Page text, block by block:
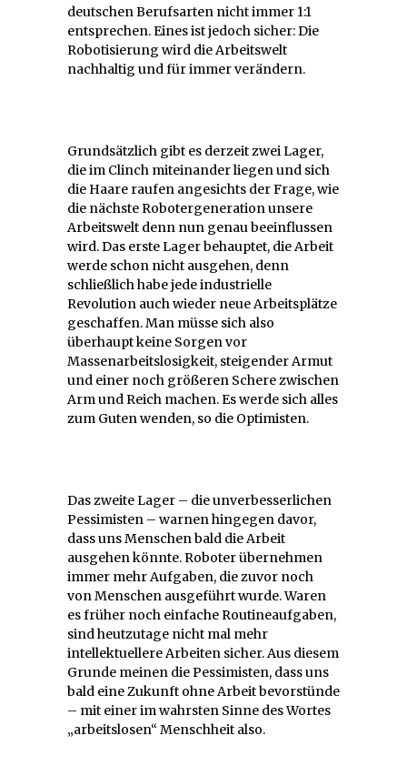
deutschen Berufsarten nicht immer 1:1
entsprechen. Eines ist jedoch sicher: Die
Robotisierung wird die Arbeitswelt
nachhaltig und für immer verändern.
Grundsätzlich gibt es derzeit zwei Lager,
die im Clinch miteinander liegen und sich
die Haare raufen angesichts der Frage, wie
die nächste Robotergeneration unsere
Arbeitswelt denn nun genau beeinflussen
wird. Das erste Lager behauptet, die Arbeit
werde schon nicht ausgehen, denn
schließlich habe jede industrielle
Revolution auch wieder neue Arbeitsplätze
geschaffen. Man müsse sich also
überhaupt keine Sorgen vor
Massenarbeitslosigkeit, steigender Armut
und einer noch größeren Schere zwischen
Arm und Reich machen. Es werde sich alles
zum Guten wenden, so die Optimisten.
Das zweite Lager – die unverbesserlichen
Pessimisten – warnen hingegen davor,
dass uns Menschen bald die Arbeit
ausgehen könnte. Roboter übernehmen
immer mehr Aufgaben, die zuvor noch
von Menschen ausgeführt wurde. Waren
es früher noch einfache Routineaufgaben,
sind heutzutage nicht mal mehr
intellektuellere Arbeiten sicher. Aus diesem
Grunde meinen die Pessimisten, dass uns
bald eine Zukunft ohne Arbeit bevorstünde
– mit einer im wahrsten Sinne des Wortes
„arbeitslosen“ Menschheit also.